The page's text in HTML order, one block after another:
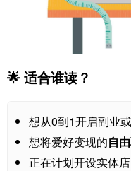
🌟 适合谁读？
想从0到1开启副业
想将爱好变现的自
正在计划开设实体